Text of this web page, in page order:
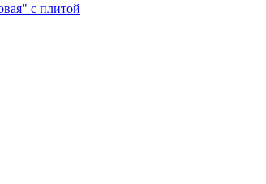
с плитой